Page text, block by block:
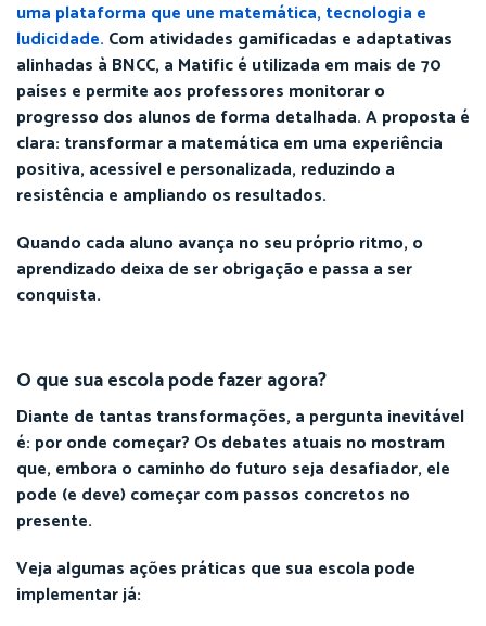
uma plataforma que une matemática, tecnologia e
ludicidade. Com atividades gamificadas e adaptativas
alinhadas à BNCC, a Matific é utilizada em mais de 70
países e permite aos professores monitorar o
progresso dos alunos de forma detalhada. A proposta é
clara: transformar a matemática em uma experiência
positiva, acessível e personalizada, reduzindo a
resistência e ampliando os resultados.
Quando cada aluno avança no seu próprio ritmo, o
aprendizado deixa de ser obrigação e passa a ser
conquista.
O que sua escola pode fazer agora?
Diante de tantas transformações, a pergunta inevitável
é: por onde começar? Os debates atuais no mostram
que, embora o caminho do futuro seja desafiador, ele
pode (e deve) começar com passos concretos no
presente.
Veja algumas ações práticas que sua escola pode
implementar já: